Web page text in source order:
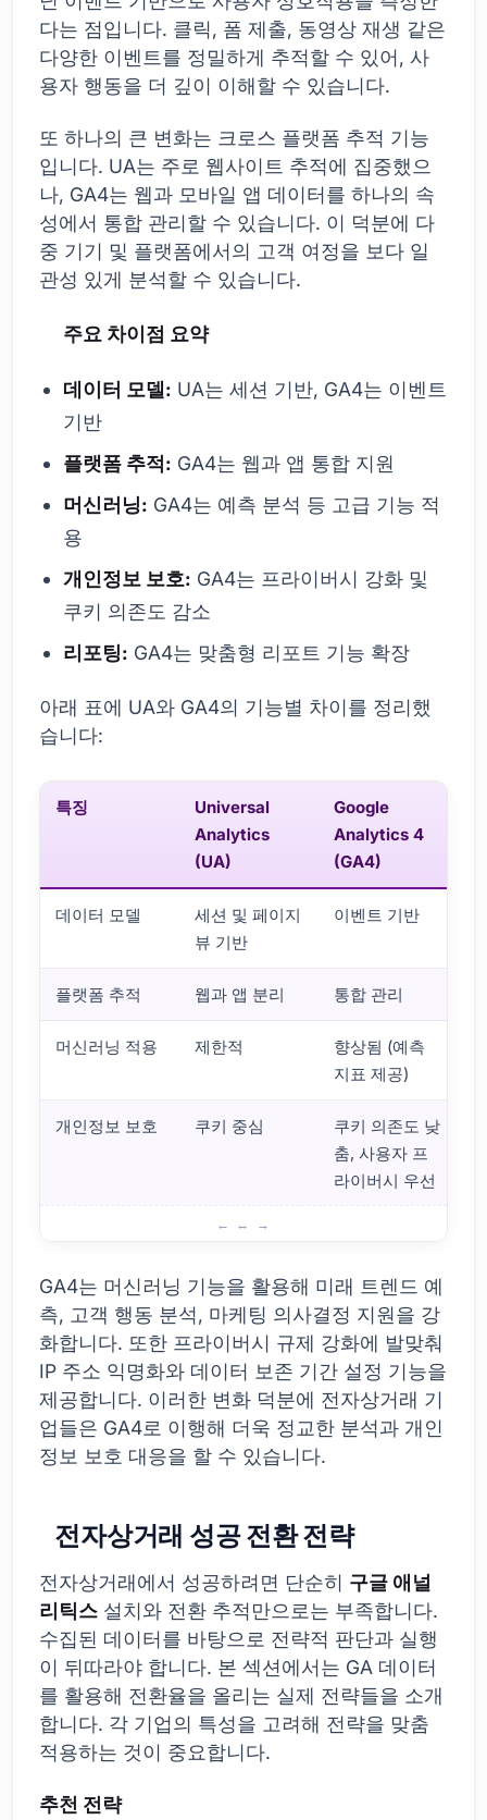
다는 점입니다. 클릭, 폼 제출, 동영상 재생 같은
다양한 이벤트를 정밀하게 추적할 수 있어, 사
용자 행동을 더 깊이 이해할 수 있습니다.
또 하나의 큰 변화는 크로스 플랫폼 추적 기능
입니다. UA는 주로 웹사이트 추적에 집중했으
나, GA4는 웹과 모바일 앱 데이터를 하나의 속
성에서 통합 관리할 수 있습니다. 이 덕분에 다
중 기기 및 플랫폼에서의 고객 여정을 보다 일
관성 있게 분석할 수 있습니다.
주요 차이점 요약
데이터 모델: UA는 세션 기반, GA4는 이벤트
기반
플랫폼 추적: GA4는 웹과 앱 통합 지원
머신러닝: GA4는 예측 분석 등 고급 기능 적
용
개인정보 보호: GA4는 프라이버시 강화 및
쿠키 의존도 감소
리포팅: GA4는 맞춤형 리포트 기능 확장
아래 표에 UA와 GA4의 기능별 차이를 정리했
습니다:
특징
Universal
Analytics
(UA)
Google
Analytics 4
(GA4)
데이터 모델
세션 및 페이지
뷰 기반
이벤트 기반
플랫폼 추적 웹과 앱 분리 통합 관리
머신러닝 적용 제한적
향상됨 (예측
지표 제공)
개인정보 보호 쿠키 중심
쿠키 의존도 낮
춤, 사용자 프
라이버시 우선
GA4는 머신러닝 기능을 활용해 미래 트렌드 예
측, 고객 행동 분석, 마케팅 의사결정 지원을 강
화합니다. 또한 프라이버시 규제 강화에 발맞춰
IP 주소 익명화와 데이터 보존 기간 설정 기능을
제공합니다. 이러한 변화 덕분에 전자상거래 기
업들은 GA4로 이행해 더욱 정교한 분석과 개인
정보 보호 대응을 할 수 있습니다.
전자상거래 성공 전환 전략
전자상거래에서 성공하려면 단순히 구글 애널
리틱스 설치와 전환 추적만으로는 부족합니다.
수집된 데이터를 바탕으로 전략적 판단과 실행
이 뒤따라야 합니다. 본 섹션에서는 GA 데이터
를 활용해 전환율을 올리는 실제 전략들을 소개
합니다. 각 기업의 특성을 고려해 전략을 맞춤
적용하는 것이 중요합니다.
추천 전략